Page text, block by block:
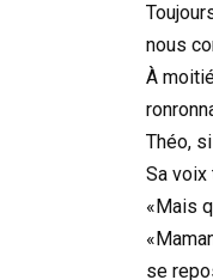
nous
À
Théo,
Sa voix
«Mais
se